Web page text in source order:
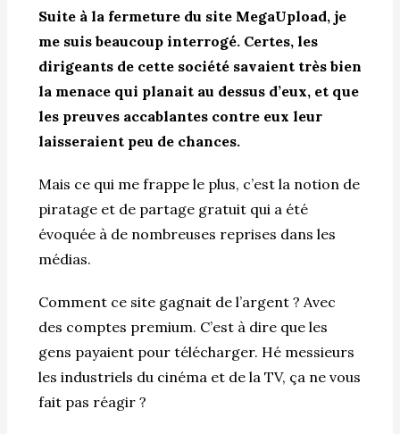
Suite à la fermeture du site MegaUpload, je
me suis beaucoup interrogé. Certes, les
dirigeants de cette société savaient très bien
la menace qui planait au dessus d’eux, et que
les preuves accablantes contre eux leur
laisseraient peu de chances.
Mais ce qui me frappe le plus, c’est la notion de
piratage et de partage gratuit qui a été
évoquée à de nombreuses reprises dans les
médias.
Comment ce site gagnait de l’argent ? Avec
des comptes premium. C’est à dire que les
gens payaient pour télécharger. Hé messieurs
les industriels du cinéma et de la TV, ça ne vous
fait pas réagir ?